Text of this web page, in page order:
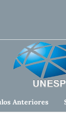
Anteriores